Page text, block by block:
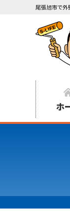
尾張旭市で外
ホ